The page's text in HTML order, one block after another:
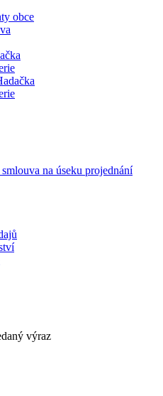
obce
na úseku projednání
výraz